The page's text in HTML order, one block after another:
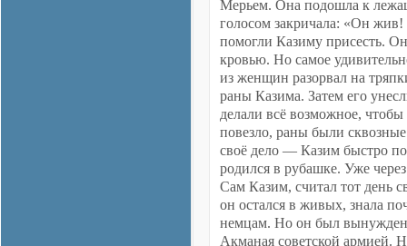
Мерьем. Она подошла к
голосом закричала: «Он
помогли Казиму присесть.
кровью. Но самое
из женщин разорвал на
раны Казима. Затем его
делали всё возможное,
повезло, раны были
своё дело — Казим быстро
родился в рубашке. Уже
Сам Казим, считал тот день
он остался в живых, знала
немцам. Но он был вынужден
Акманая советской армией.